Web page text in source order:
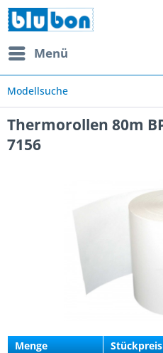
Menü
Modellsuche
Thermorollen 80m
7156
Menge Stückpreis